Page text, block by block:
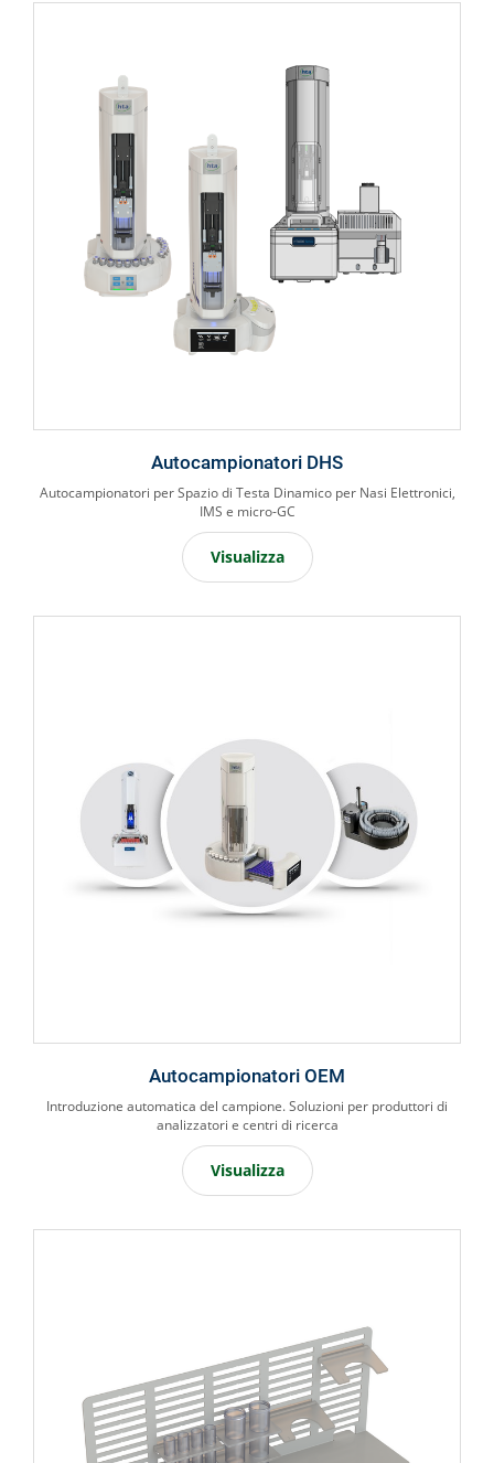
Autocampionatori DHS
Autocampionatori per Spazio di Testa Dinamico per Nasi Elettronici,
IMS e micro-GC
Visualizza
Autocampionatori OEM
Introduzione automatica del campione. Soluzioni per produttori di
analizzatori e centri di ricerca
Visualizza